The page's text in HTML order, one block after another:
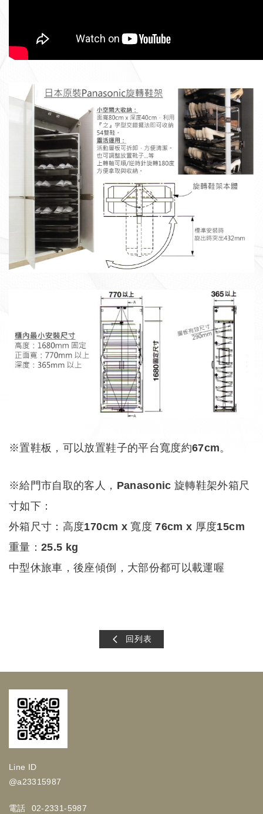
※置鞋板，可以放置鞋子的平台寬度約67cm。
※給門市自取的客人，Panasonic 旋轉鞋架外箱尺
寸如下：
外箱尺寸：高度170cm x 寬度 76cm x 厚度15cm
重量：25.5 kg
中型休旅車，後座傾倒，大部份都可以載運喔
回列表
Line ID
@a23315987
電話
02-2331-5987